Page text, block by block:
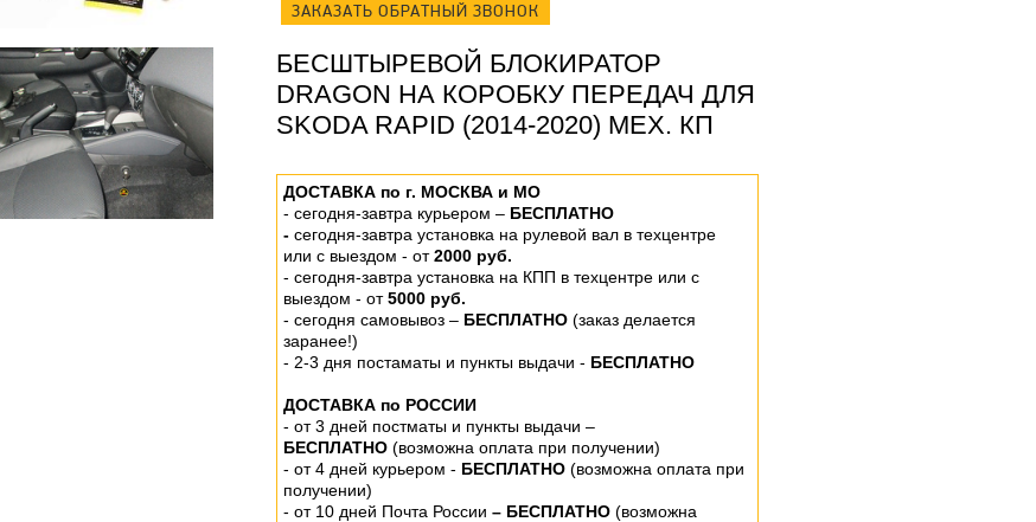
ЗАКАЗАТЬ ОБРАТНЫЙ ЗВОНОК
БЕСШТЫРЕВОЙ БЛОКИРАТОР
DRAGON НА КОРОБКУ ПЕРЕДАЧ ДЛЯ
SKODA RAPID (2014-2020) МЕХ. КП
ДОСТАВКА по г. МОСКВА и МО
- сегодня-завтра курьером – БЕСПЛАТНО
- сегодня-завтра установка на рулевой вал в техцентре
или с выездом - от2000 руб.
- сегодня-завтра установка на КПП в техцентре или с
выездом - от5000 руб.
- сегодня самовывоз – БЕСПЛАТНО (заказ делается
заранее!)
- 2-3 дня постаматы и пункты выдачи - БЕСПЛАТНО
ДОСТАВКА по РОССИИ
- от 3 дней постматы и пункты выдачи –
БЕСПЛАТНО (возможна оплата при получении)
- от 4 дней курьером - БЕСПЛАТНО (возможна оплата при
получении)
- от 10 дней Почта России – БЕСПЛАТНО (возможна